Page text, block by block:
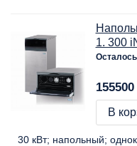
1. 300
В
30 кВт напольный